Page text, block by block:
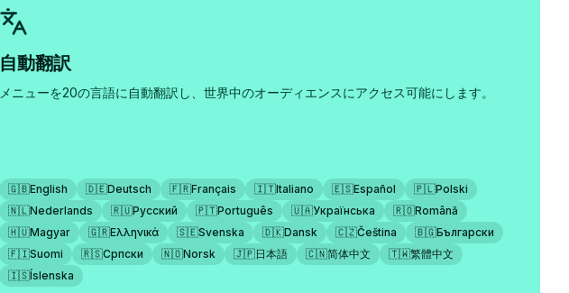
自動翻訳
メニューを20の言語に自動翻訳し、世界中のオーディエンスにアクセス可能にします。
🇬🇧English 🇩🇪Deutsch 🇫🇷Français 🇮🇹Italiano 🇪🇸Español 🇵🇱Polski
🇳🇱Nederlands 🇷🇺Русский 🇵🇹Português 🇺🇦Українська 🇷🇴Română
🇭🇺Magyar 🇬🇷Ελληνικά 🇸🇪Svenska 🇩🇰Dansk 🇨🇿Čeština 🇧🇬Български
🇫🇮Suomi 🇷🇸Српски 🇳🇴Norsk 🇯🇵日本語 🇨🇳简体中文 🇹🇼繁體中文
🇮🇸Íslenska